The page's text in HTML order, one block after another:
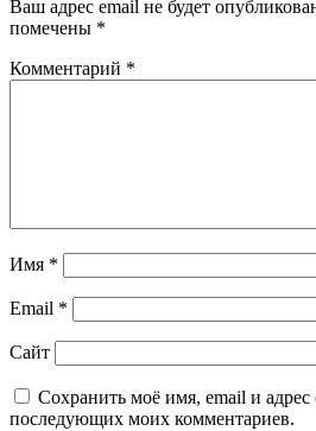
Ваш адрес email не будет
помечены *
Комментарий *
Имя *
Email *
Сайт
Сохранить моё имя, email и адрес
последующих моих комментариев.